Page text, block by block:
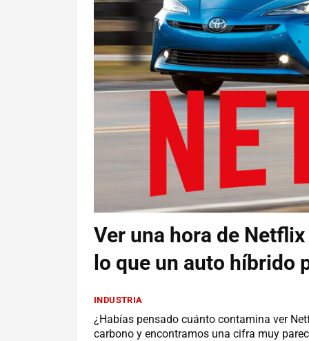
Ver una hora de
lo que un auto híbrido
INDUSTRIA
¿Habías pensado cuánto contamina ver
carbono y encontramos una cifra muy